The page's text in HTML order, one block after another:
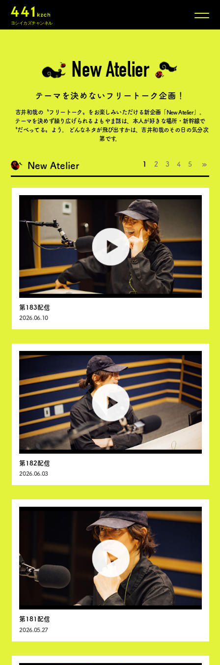
ヨシイカズチャンネル
News
New Atelier
Log:Music
Conversation
Call You
Special
20 Years History
Home
会員登録 ログイン ポイント FAQ
New Atelier
テーマを決めないフリートーク企画！
吉井和哉の〝フリートーク〟をお楽しみいただける新企画「New Atelier」。
テーマを決めず繰り広げられるよもやま話は、本人が好きな場所・新幹線で
〝だべってる〟よう。
どんなネタが飛び出すかは、吉井和哉のその日の気分次
第です。
New Atelier 1 2 3 4 5
第183配信
2026.06.10
第182配信
2026.06.03
第181配信
2026.05.27